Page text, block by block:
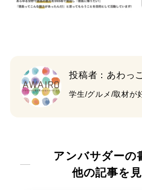
投稿者：あわっこ
学生/グルメ/取材が
アンバサダーの
他の記事を